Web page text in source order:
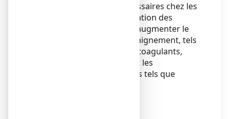
Des précautions sont nécessaires chez les
patients prenant en association des
médicaments qui peuvent augmenter le
risque d’ulcération ou de saignement, tels
que corticoïdes oraux, anticoagulants,
certains antidépresseurs et les
antiagrégants plaquettaires tels que